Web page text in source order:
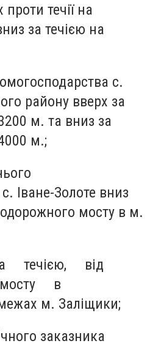
течії на
за течією на
с.
району вверх за
м. та вниз за
м.;
Іване-Золоте вниз
мосту в м.
течією, від
мосту в
м. Заліщики;
заказника